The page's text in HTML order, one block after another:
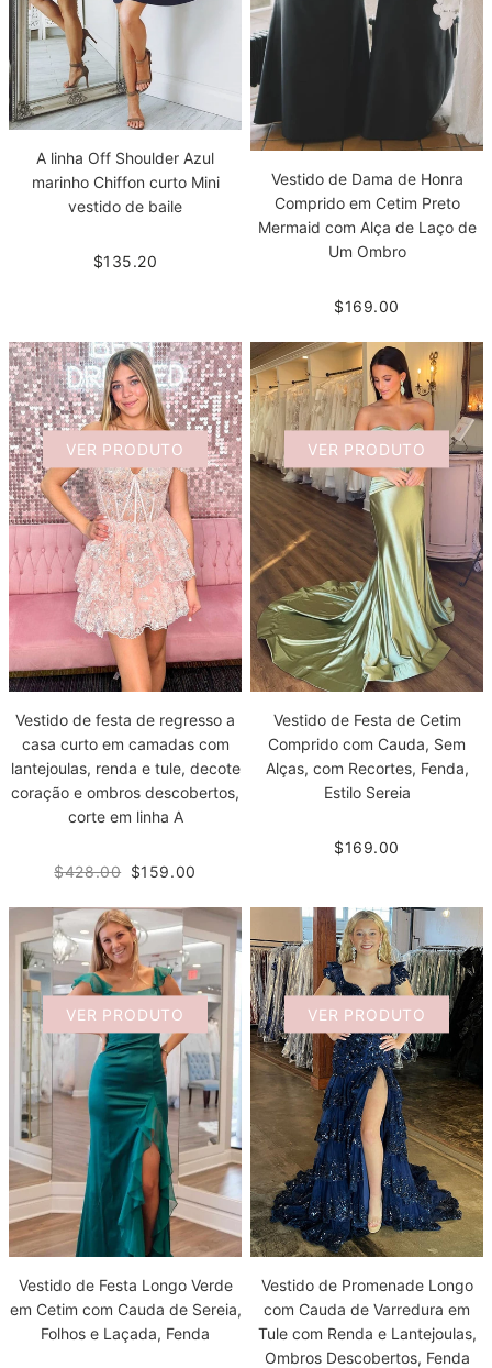
A linha Off Shoulder Azul
marinho Chiffon curto Mini
vestido de baile
$135.20
Vestido de Dama de Honra
Comprido em Cetim Preto
Mermaid com Alça de Laço de
Um Ombro
$169.00
VER PRODUTO
Vestido de festa de regresso a
casa curto em camadas com
lantejoulas, renda e tule, decote
coração e ombros descobertos,
corte em linha A
$428.00 $159.00
VER PRODUTO
Vestido de Festa de Cetim
Comprido com Cauda, Sem
Alças, com Recortes, Fenda,
Estilo Sereia
$169.00
VER PRODUTO
Vestido de Festa Longo Verde
em Cetim com Cauda de Sereia,
Folhos e Laçada, Fenda
VER PRODUTO
Vestido de Promenade Longo
com Cauda de Varredura em
Tule com Renda e Lantejoulas,
Ombros Descobertos, Fenda